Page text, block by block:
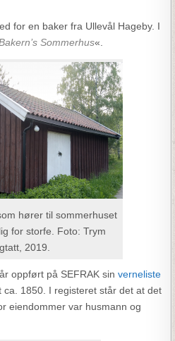
for en baker fra Ullevål Hageby. I
Sommerhus«.
hører til sommerhuset
for storfe. Foto: Trym
2019.
oppført på SEFRAK sinverneliste
ca. 1850. I registeret står det at det
eiendommer var husmann og